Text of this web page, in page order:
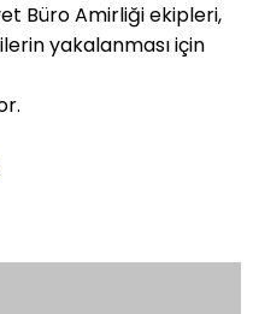
Büro Amirliği ekipleri,
yakalanması için